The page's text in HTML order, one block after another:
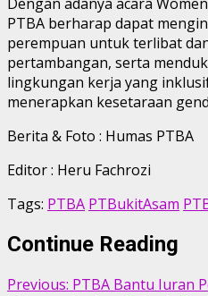
PTBA berharap dapat
perempuan untuk terlibat
pertambangan, serta
lingkungan kerja yang
menerapkan kesetaraan
Berita & Foto : Humas PTBA
Editor : Heru Fachrozi
Tags: PTBA PTBukitAsam
Continue Reading
Previous: PTBA Bantu Iuran